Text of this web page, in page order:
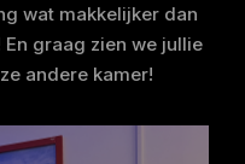
wat makkelijker dan
graag zien we jullie
andere kamer!